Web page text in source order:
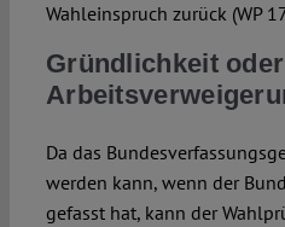
Wahleinspruch zurück (WP
Gründlichkeit oder
Da das
werden kann, wenn der
gefasst hat, kann der